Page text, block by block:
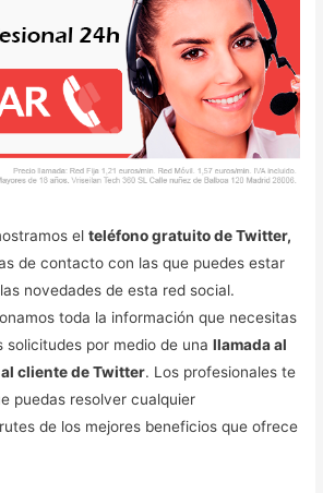
elteléfono gratuito de Twitter,
de contacto con las que puedes estar
novedades de esta red social.
toda la información que necesitas
solicitudes por medio de unallamada al
cliente de Twitter. Los profesionales te
puedas resolver cualquier
de los mejores beneficios que ofrece